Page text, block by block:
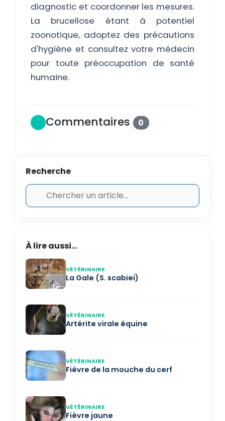
diagnostic et coordonner les mesures.
La brucellose étant à potentiel
zoonotique, adoptez des précautions
d'hygiène et consultez votre médecin
pour toute préoccupation de santé
humaine.
Commentaires 0
Recherche
À lire aussi...
VÉTÉRINAIRE
La Gale (S. scabiei)
VÉTÉRINAIRE
Artérite virale équine
VÉTÉRINAIRE
Fièvre de la mouche du cerf
VÉTÉRINAIRE
Fièvre jaune